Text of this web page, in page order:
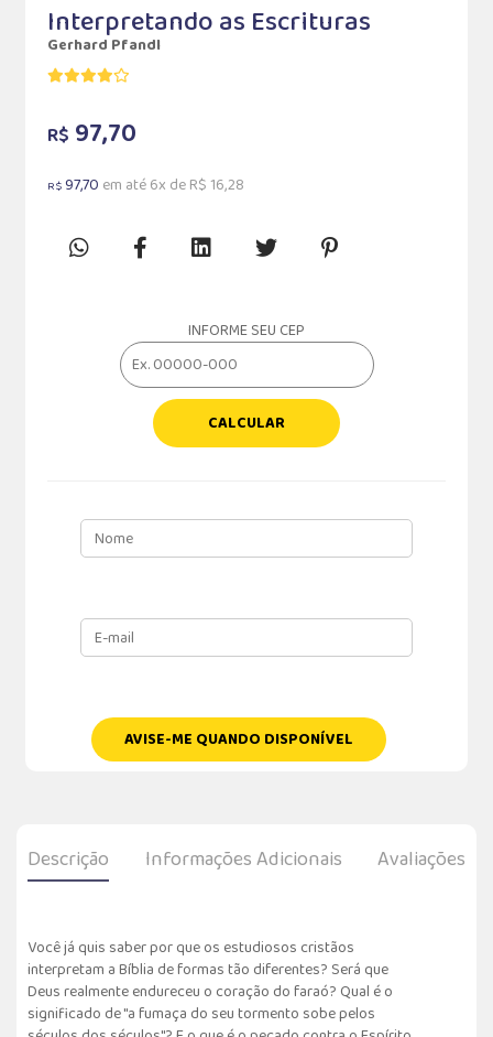
Interpretando as Escrituras
Gerhard Pfandl
R$ 97,70
R$ 97,70 em até 6x de R$ 16,28
INFORME SEU CEP
CALCULAR
AVISE-ME QUANDO DISPONÍVEL
Descrição Informações Adicionais Avaliações
Você já quis saber por que os estudiosos cristãos
interpretam a Bíblia de formas tão diferentes? Será que
Deus realmente endureceu o coração do faraó? Qual é o
significado de "a fumaça do seu tormento sobe pelos